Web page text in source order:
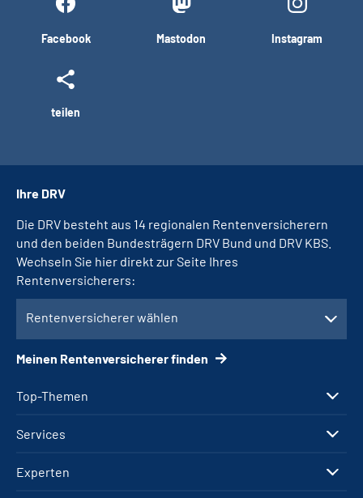
Facebook Mastodon Instagram
teilen
Top-Themen
Services
Experten
Ihre DRV
Die DRV besteht aus 14 regionalen Rentenversicherern
und den beiden Bundesträgern DRV Bund und DRV KBS.
Wechseln Sie hier direkt zur Seite Ihres
Rentenversicherers:
Rentenversicherer wählen
Meinen Rentenversicherer finden